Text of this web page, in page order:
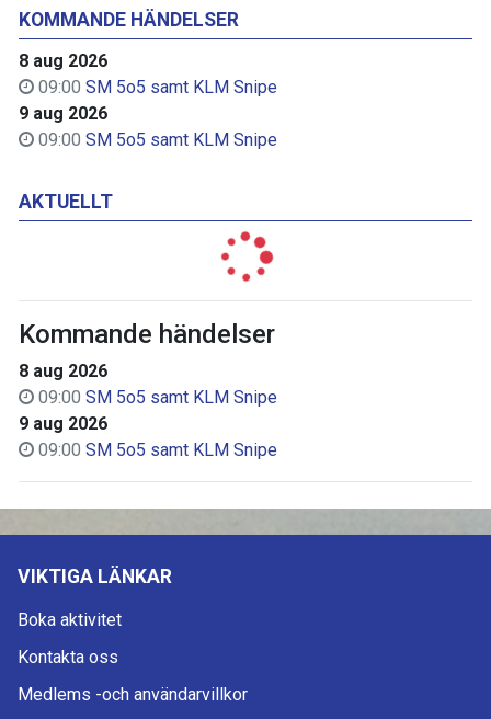
KOMMANDE HÄNDELSER
8 aug 2026
09:00 SM 5o5 samt KLM Snipe
9 aug 2026
09:00 SM 5o5 samt KLM Snipe
AKTUELLT
Kommande händelser
8 aug 2026
09:00 SM 5o5 samt KLM Snipe
9 aug 2026
09:00 SM 5o5 samt KLM Snipe
VIKTIGA LÄNKAR
Boka aktivitet
Kontakta oss
Medlems -och användarvillkor